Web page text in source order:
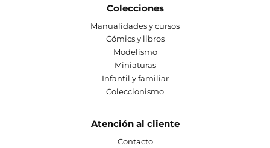
Colecciones
Manualidades y cursos
Cómics y libros
Modelismo
Miniaturas
Infantil y familiar
Coleccionismo
Atención al cliente
Contacto